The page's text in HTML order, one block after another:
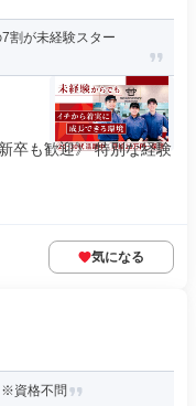
割が未経験スター
卒も歓迎》 特別な経験
気になる
※資格不問